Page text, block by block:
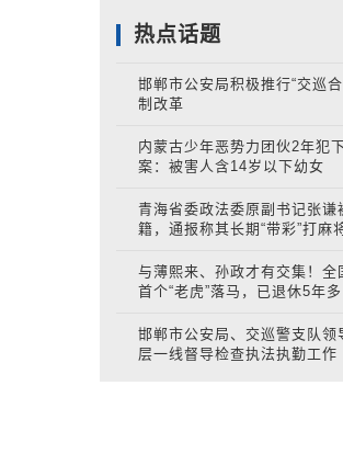
热点话题
邯郸市公安局积极推行“交巡
制改革
内蒙古少年恶势力团伙2年犯
案：被害人含14岁以下幼女
青海省委政法委原副书记张谦
籍，通报称其长期“带彩”打麻
与薄熙来、孙政才有交集！全
首个“老虎”落马，已退休5年多
邯郸市公安局、交巡警支队领
层一线督导检查执法执勤工作